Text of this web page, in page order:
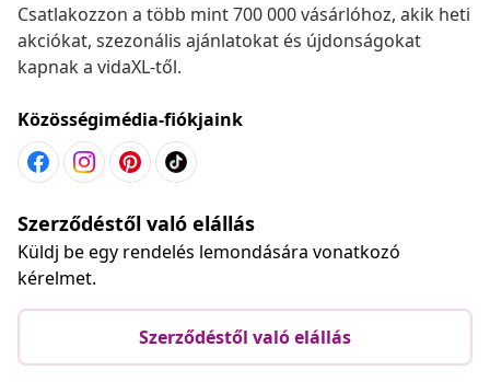
Csatlakozzon a több mint 700 000 vásárlóhoz, akik heti
akciókat, szezonális ajánlatokat és újdonságokat
kapnak a vidaXL-től.
Közösségimédia-fiókjaink
Szerződéstől való elállás
Küldj be egy rendelés lemondására vonatkozó
kérelmet.
Szerződéstől való elállás